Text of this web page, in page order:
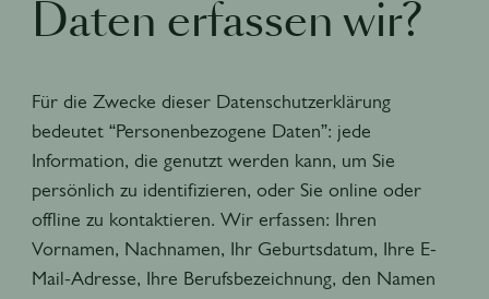
Daten erfassen wir?
Für die Zwecke dieser Datenschutzerklärung
bedeutet “Personenbezogene Daten”: jede
Information, die genutzt werden kann, um Sie
persönlich zu identifizieren, oder Sie online oder
offline zu kontaktieren. Wir erfassen: Ihren
Vornamen, Nachnamen, Ihr Geburtsdatum, Ihre E-
Mail-Adresse, Ihre Berufsbezeichnung, den Namen